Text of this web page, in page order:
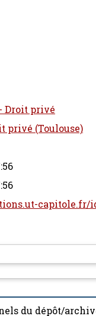
Droit privé
privé (Toulouse)
capitole.fr/
du dépôt/